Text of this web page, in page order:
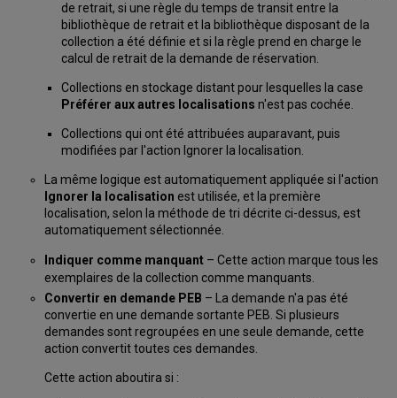
de retrait, si une règle du temps de transit entre la
bibliothèque de retrait et la bibliothèque disposant de la
collection a été définie et si la règle prend en charge le
calcul de retrait de la demande de réservation.
Collections en stockage distant pour lesquelles la case
Préférer aux autres localisations n'est pas cochée.
Collections qui ont été attribuées auparavant, puis
modifiées par l'action Ignorer la localisation.
La même logique est automatiquement appliquée si l'action
Ignorer la localisation est utilisée, et la première
localisation, selon la méthode de tri décrite ci-dessus, est
automatiquement sélectionnée.
Indiquer comme manquant– Cette action marque tous les
exemplaires de la collection comme manquants.
Convertir en demande PEB – La demande n'a pas été
convertie en une demande sortante PEB. Si plusieurs
demandes sont regroupées en une seule demande, cette
action convertit toutes ces demandes.
Cette action aboutira si :